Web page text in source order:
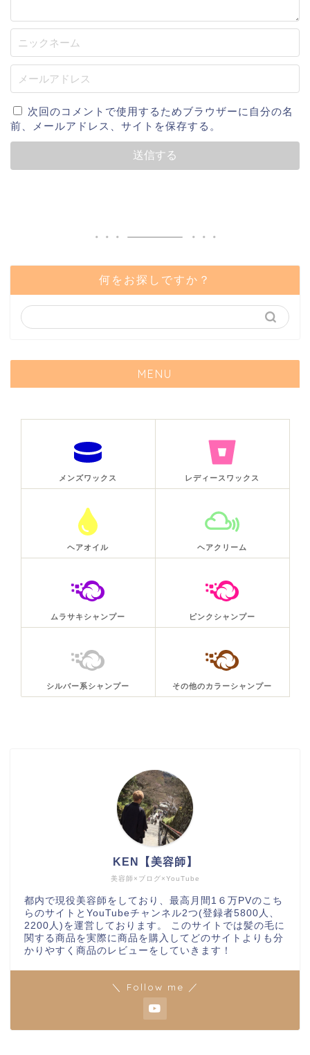
次回のコメントで使用するためブラウザーに自分の名
前、メールアドレス、サイトを保存する。
何をお探しですか？
MENU
メンズワックス レディースワックス
ヘアオイル ヘアクリーム
ムラサキシャンプー ピンクシャンプー
シルバー系シャンプー その他のカラーシャンプー
美容師×ブログ×YouTube
KEN【美容師】
都内で現役美容師をしており、最高月間1６万PVのこち
らのサイトとYouTubeチャンネル2つ(登録者5800人、
2200人)を運営しております。 このサイトでは髪の毛に
関する商品を実際に商品を購入してどのサイトよりも分
かりやすく商品のレビューをしていきます！
＼ Follow me ／